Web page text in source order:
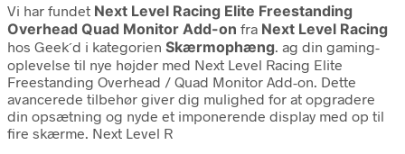
Vi har fundet Next Level Racing Elite Freestanding
Overhead Quad Monitor Add-on fra Next Level Racing
hos Geek´d i kategorien Skærmophæng. ag din gaming-
oplevelse til nye højder med Next Level Racing Elite
Freestanding Overhead / Quad Monitor Add-on. Dette
avancerede tilbehør giver dig mulighed for at opgradere
din opsætning og nyde et imponerende display med op til
fire skærme. Next Level R